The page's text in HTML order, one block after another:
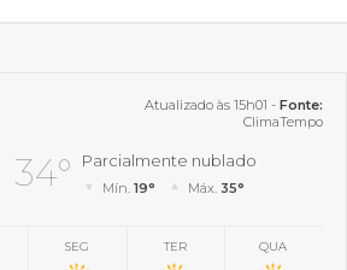
Atualizado às 15h01 - Fonte:
ClimaTempo
34° Parcialmente nublado
Mín.19° Máx. 35°
SEG TER QUA